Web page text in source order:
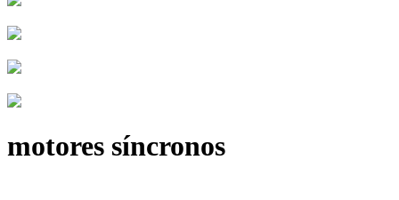
motores síncronos